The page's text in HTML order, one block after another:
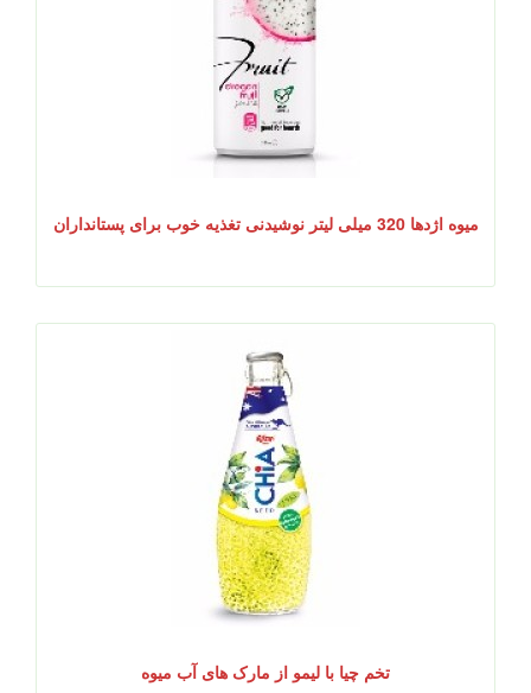
میوه اژدها 320 میلی لیتر نوشیدنی تغذیه خوب برای پستانداران
تخم چیا با لیمو از مارک های آب میوه